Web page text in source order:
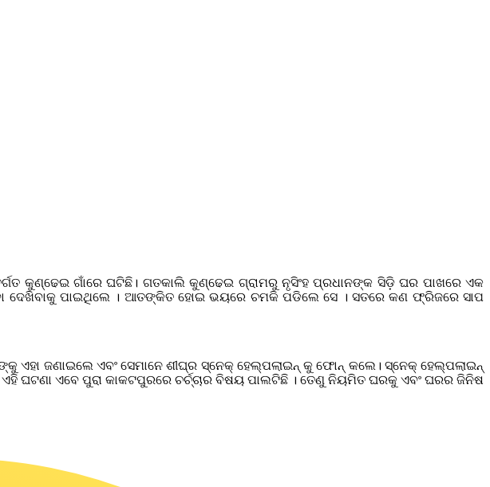
କୁଣ୍ଢେଇ ଗାଁରେ ଘଟିଛି। ଗତକାଲି କୁଣ୍ଢେଇ ଗ୍ରାମରୁ ନୃସିଂହ ପ୍ରଧାନଙ୍କ ସିଡ଼ି ଘର ପାଖରେ ଏକ
ପାଇଥିଲେ । ଆତଙ୍କିତ ହୋଇ ଭୟରେ ଚମକି ପଡିଲେ ସେ । ସତରେ କଣ ଫ୍ରିଜରେ ସାପ
ଜଣାଇଲେ ଏବଂ ସେମାନେ ଶୀଘ୍ର ସ୍ନେକ୍ ହେଲ୍ପଲାଇନ୍ କୁ ଫୋନ୍ କଲେ। ସ୍ନେକ୍ ହେଲ୍ପଲାଇନ୍
ଘଟଣା ଏବେ ପୁରା କାକଟପୁରରେ ଚର୍ଚ୍ଚାର ବିଷୟ ପାଲଟିଛି । ତେଣୁ ନିୟମିତ ଘରକୁ ଏବଂ ଘରର ଜିନିଷ